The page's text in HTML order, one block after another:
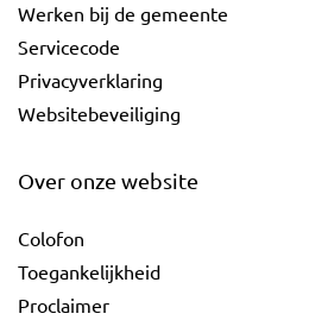
Werken bij de gemeente
Servicecode
Privacyverklaring
Websitebeveiliging
Over onze website
Colofon
Toegankelijkheid
Proclaimer